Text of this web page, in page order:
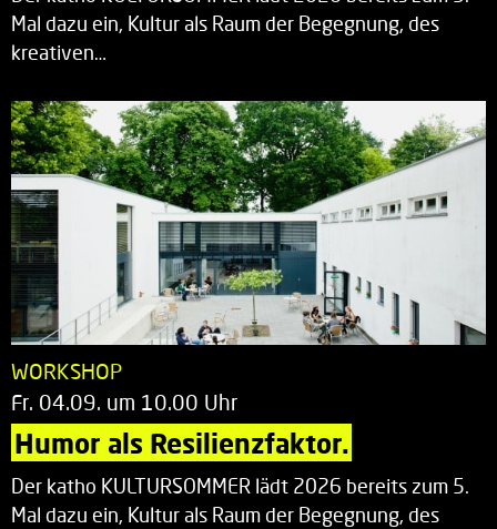
Mal dazu ein, Kultur als Raum der Begegnung, des
kreativen…
WORKSHOP
Fr. 04.09. um 10.00 Uhr
Humor als Resilienzfaktor.
Der katho KULTURSOMMER lädt 2026 bereits zum 5.
Mal dazu ein, Kultur als Raum der Begegnung, des